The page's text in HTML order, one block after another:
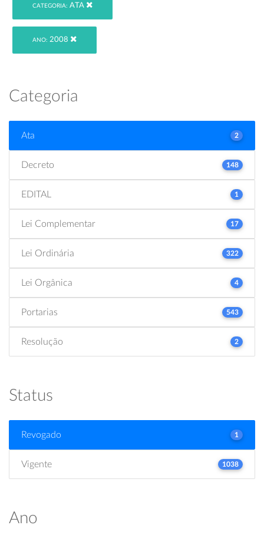
CATEGORIA: ATA
ANO: 2008
Categoria
Ata 2
Decreto 148
EDITAL 1
Lei Complementar 17
Lei Ordinária 322
Lei Orgânica 4
Portarias 543
Resolução 2
Status
Revogado 1
Vigente 1038
Ano